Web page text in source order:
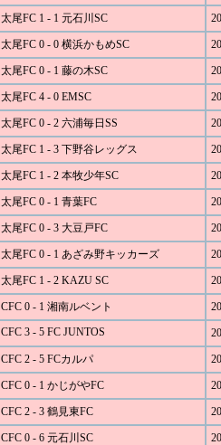
太尾FC 1 - 1 元石川SC
太尾FC 0 - 0 横浜かもめSC
太尾FC 0 - 1 藤の木SC
太尾FC 4 - 0 EMSC
太尾FC 0 - 2 六浦毎日SS
太尾FC 1 - 3 下野谷レッグス
太尾FC 1 - 2 本牧少年SC
太尾FC 0 - 1 青葉FC
太尾FC 0 - 3 大豆戸FC
太尾FC 0 - 1 あざみ野キッカーズ
太尾FC 1 - 2 KAZU SC
CFC 0 - 1 湘南ルベント
CFC 3 - 5 FC JUNTOS
CFC 2 - 5 FCカルパ
CFC 0 - 1 かじがやFC
CFC 2 - 3 鶴見東FC
CFC 0 - 6 元石川SC